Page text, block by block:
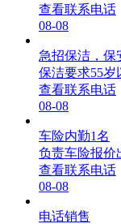
查看联系电话
08-08
急招保洁，保
保洁要求55岁
查看联系电话
08-08
车险内勤1名
负责车险报价
查看联系电话
08-08
电话销售